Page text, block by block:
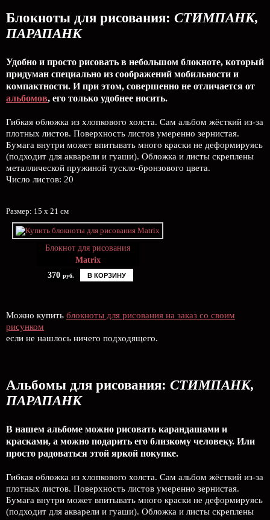
Блокноты для рисования: СТИМПАНК,
ПАРАПАНК
Удобно и просто рисовать в небольшом блокноте, который
придуман специально из соображений мобильности и
компактности. И при этом, совершенно не отличается от
альбомов, его только удобнее носить.
Гибкая обложка из хлопкового холста. Сам альбом жёсткий из-за
плотных листов. Поверхность листов умеренно зернистая.
Бумага внутри может впитывать много краски не деформируясь
(подходит для акварели и гуаши). Обложка и листы скреплены
металлической пружиной тускло-бронзового цвета.
Число листов: 20
Размер: 15 х 21 см
Блокнот для рисования
Matrix
370 руб. В КОРЗИНУ
Можно купить блокноты для рисования на заказ со своим
рисунком
если не нашлось ничего подходящего.
Альбомы для рисования: СТИМПАНК,
ПАРАПАНК
В нашем альбоме можно рисовать карандашами и
красками, а можно подарить его близкому человеку. Или
просто радоваться этой яркой покупке.
Гибкая обложка из хлопкового холста. Сам альбом жёсткий из-за
плотных листов. Поверхность листов умеренно зернистая.
Бумага внутри может впитывать много краски не деформируясь
(подходит для акварели и гуаши). Обложка и листы скреплены